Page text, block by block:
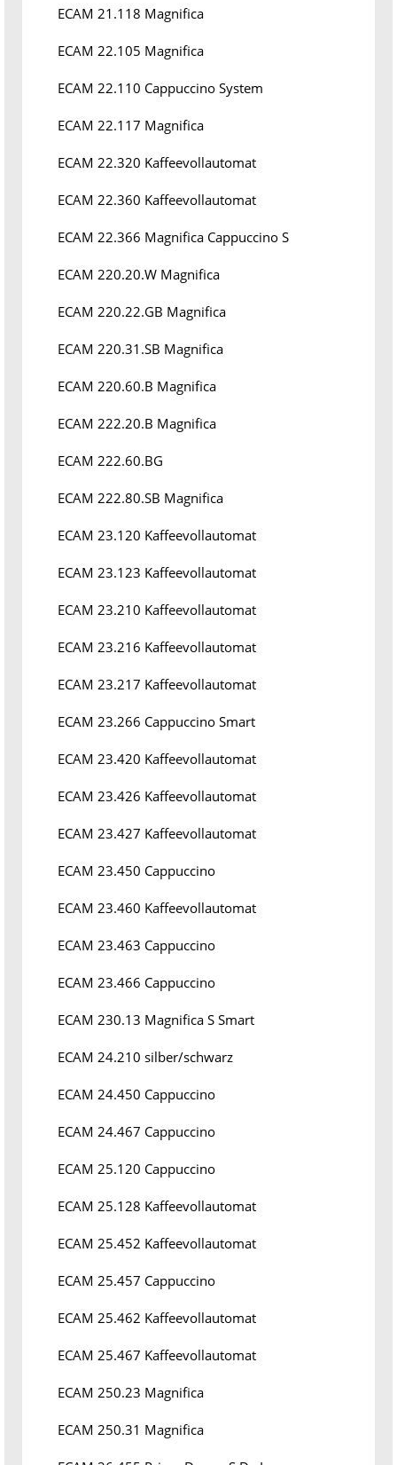
ECAM 21.118 Magnifica
ECAM 22.105 Magnifica
ECAM 22.110 Cappuccino System
ECAM 22.117 Magnifica
ECAM 22.320 Kaffeevollautomat
ECAM 22.360 Kaffeevollautomat
ECAM 22.366 Magnifica Cappuccino S
ECAM 220.20.W Magnifica
ECAM 220.22.GB Magnifica
ECAM 220.31.SB Magnifica
ECAM 220.60.B Magnifica
ECAM 222.20.B Magnifica
ECAM 222.60.BG
ECAM 222.80.SB Magnifica
ECAM 23.120 Kaffeevollautomat
ECAM 23.123 Kaffeevollautomat
ECAM 23.210 Kaffeevollautomat
ECAM 23.216 Kaffeevollautomat
ECAM 23.217 Kaffeevollautomat
ECAM 23.266 Cappuccino Smart
ECAM 23.420 Kaffeevollautomat
ECAM 23.426 Kaffeevollautomat
ECAM 23.427 Kaffeevollautomat
ECAM 23.450 Cappuccino
ECAM 23.460 Kaffeevollautomat
ECAM 23.463 Cappuccino
ECAM 23.466 Cappuccino
ECAM 230.13 Magnifica S Smart
ECAM 24.210 silber/schwarz
ECAM 24.450 Cappuccino
ECAM 24.467 Cappuccino
ECAM 25.120 Cappuccino
ECAM 25.128 Kaffeevollautomat
ECAM 25.452 Kaffeevollautomat
ECAM 25.457 Cappuccino
ECAM 25.462 Kaffeevollautomat
ECAM 25.467 Kaffeevollautomat
ECAM 250.23 Magnifica
ECAM 250.31 Magnifica